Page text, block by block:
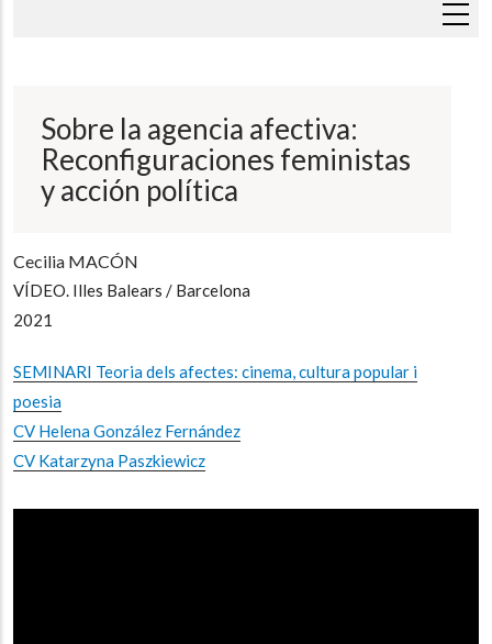
Sobre la agencia afectiva:
Reconfiguraciones feministas
y acción política
Cecilia MACÓN
VÍDEO. Illes Balears / Barcelona
2021
SEMINARI Teoria dels afectes: cinema, cultura popular i
poesia
CV Helena González Fernández
CV Katarzyna Paszkiewicz